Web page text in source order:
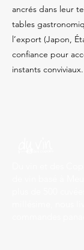
ancrés dans leur
tables
l’export (Japon,
confiance pour
instants conviviaux.